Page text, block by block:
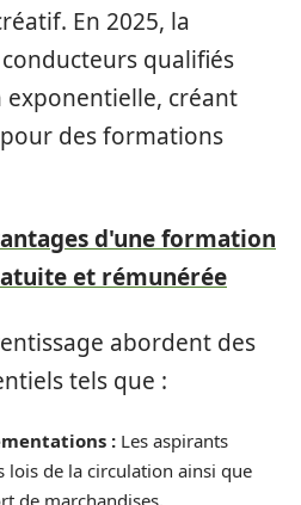
En 2025, la
qualifiés
créant
des formations
d'une formation
et rémunérée
abordent des
tels que :
: Les aspirants
lois de la circulation ainsi que
de marchandises.